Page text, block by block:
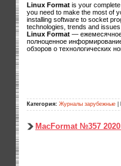
Linux Format is your
you need to make the most of
installing software to socket
technologies, trends and
Linux Format — ежемесячное
полноценное
обзоров о технологических
Категория: Журналы зарубежные
MacFormat №357